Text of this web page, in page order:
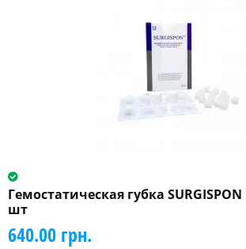
Гемостатическая губка
шт
640.00 грн.